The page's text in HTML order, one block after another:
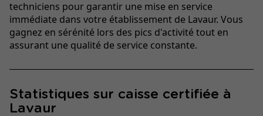
techniciens pour garantir une mise en service
immédiate dans votre établissement de Lavaur. Vous
gagnez en sérénité lors des pics d'activité tout en
assurant une qualité de service constante.
Statistiques sur caisse certifiée à
Lavaur